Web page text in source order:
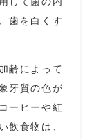
歯を白くす
齢によって
牙質の色が
ーヒーや紅
飲食物は、